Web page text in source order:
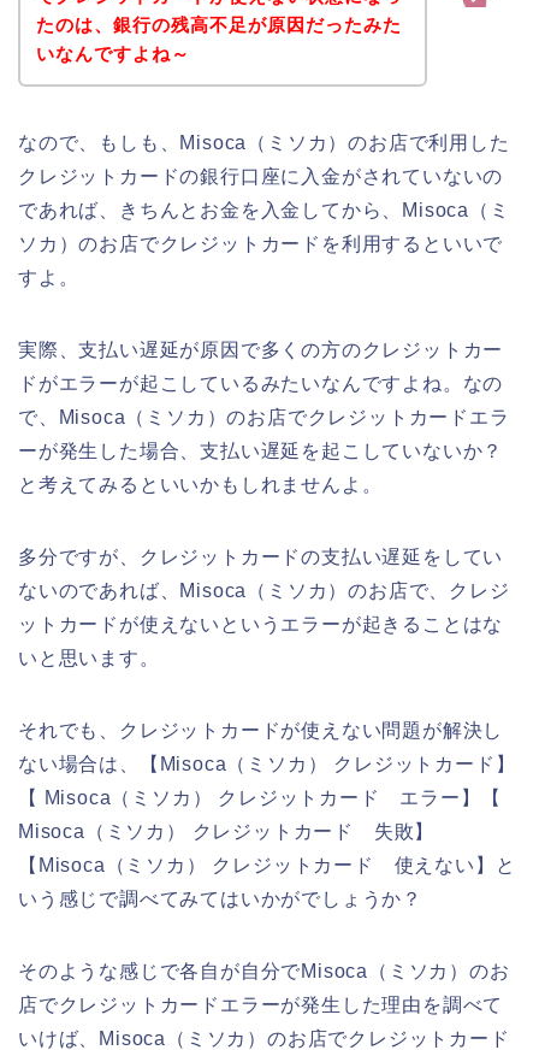
たのは、銀行の残高不足が原因だったみた
いなんですよね～
なので、もしも、Misoca（ミソカ）のお店で利用した
クレジットカードの銀行口座に入金がされていないの
であれば、きちんとお金を入金してから、Misoca（ミ
ソカ）のお店でクレジットカードを利用するといいで
すよ。
実際、支払い遅延が原因で多くの方のクレジットカー
ドがエラーが起こしているみたいなんですよね。なの
で、Misoca（ミソカ）のお店でクレジットカードエラ
ーが発生した場合、支払い遅延を起こしていないか？
と考えてみるといいかもしれませんよ。
多分ですが、クレジットカードの支払い遅延をしてい
ないのであれば、Misoca（ミソカ）のお店で、クレジ
ットカードが使えないというエラーが起きることはな
いと思います。
それでも、クレジットカードが使えない問題が解決し
ない場合は、【Misoca（ミソカ） クレジットカード】
【 Misoca（ミソカ） クレジットカード エラー】【
Misoca（ミソカ） クレジットカード 失敗】
【Misoca（ミソカ） クレジットカード 使えない】と
いう感じで調べてみてはいかがでしょうか？
そのような感じで各自が自分でMisoca（ミソカ）のお
店でクレジットカードエラーが発生した理由を調べて
いけば、Misoca（ミソカ）のお店でクレジットカード